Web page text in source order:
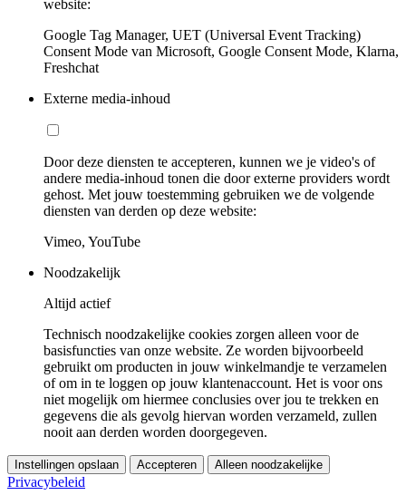
website:
Google Tag Manager, UET (Universal Event Tracking)
Consent Mode van Microsoft, Google Consent Mode, Klarna,
Freshchat
Externe media-inhoud
Door deze diensten te accepteren, kunnen we je video's of
andere media-inhoud tonen die door externe providers wordt
gehost. Met jouw toestemming gebruiken we de volgende
diensten van derden op deze website:
Vimeo, YouTube
Noodzakelijk
Altijd actief
Technisch noodzakelijke cookies zorgen alleen voor de
basisfuncties van onze website. Ze worden bijvoorbeeld
gebruikt om producten in jouw winkelmandje te verzamelen
of om in te loggen op jouw klantenaccount. Het is voor ons
niet mogelijk om hiermee conclusies over jou te trekken en
gegevens die als gevolg hiervan worden verzameld, zullen
nooit aan derden worden doorgegeven.
Instellingen opslaan Accepteren Alleen noodzakelijke
Privacybeleid